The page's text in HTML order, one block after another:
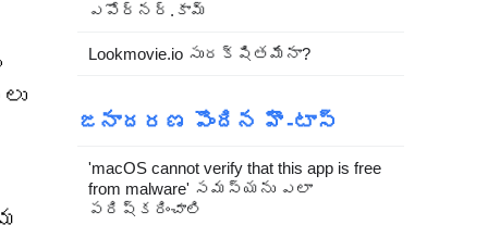
ఎపోర్నర్.కామ్
Lookmovie.io సురక్షితమేనా?
జనాదరణ పొందిన హౌ-టాస్
'macOS cannot verify that this app is free
from malware' సమస్యను ఎలా
పరిష్కరించాలి